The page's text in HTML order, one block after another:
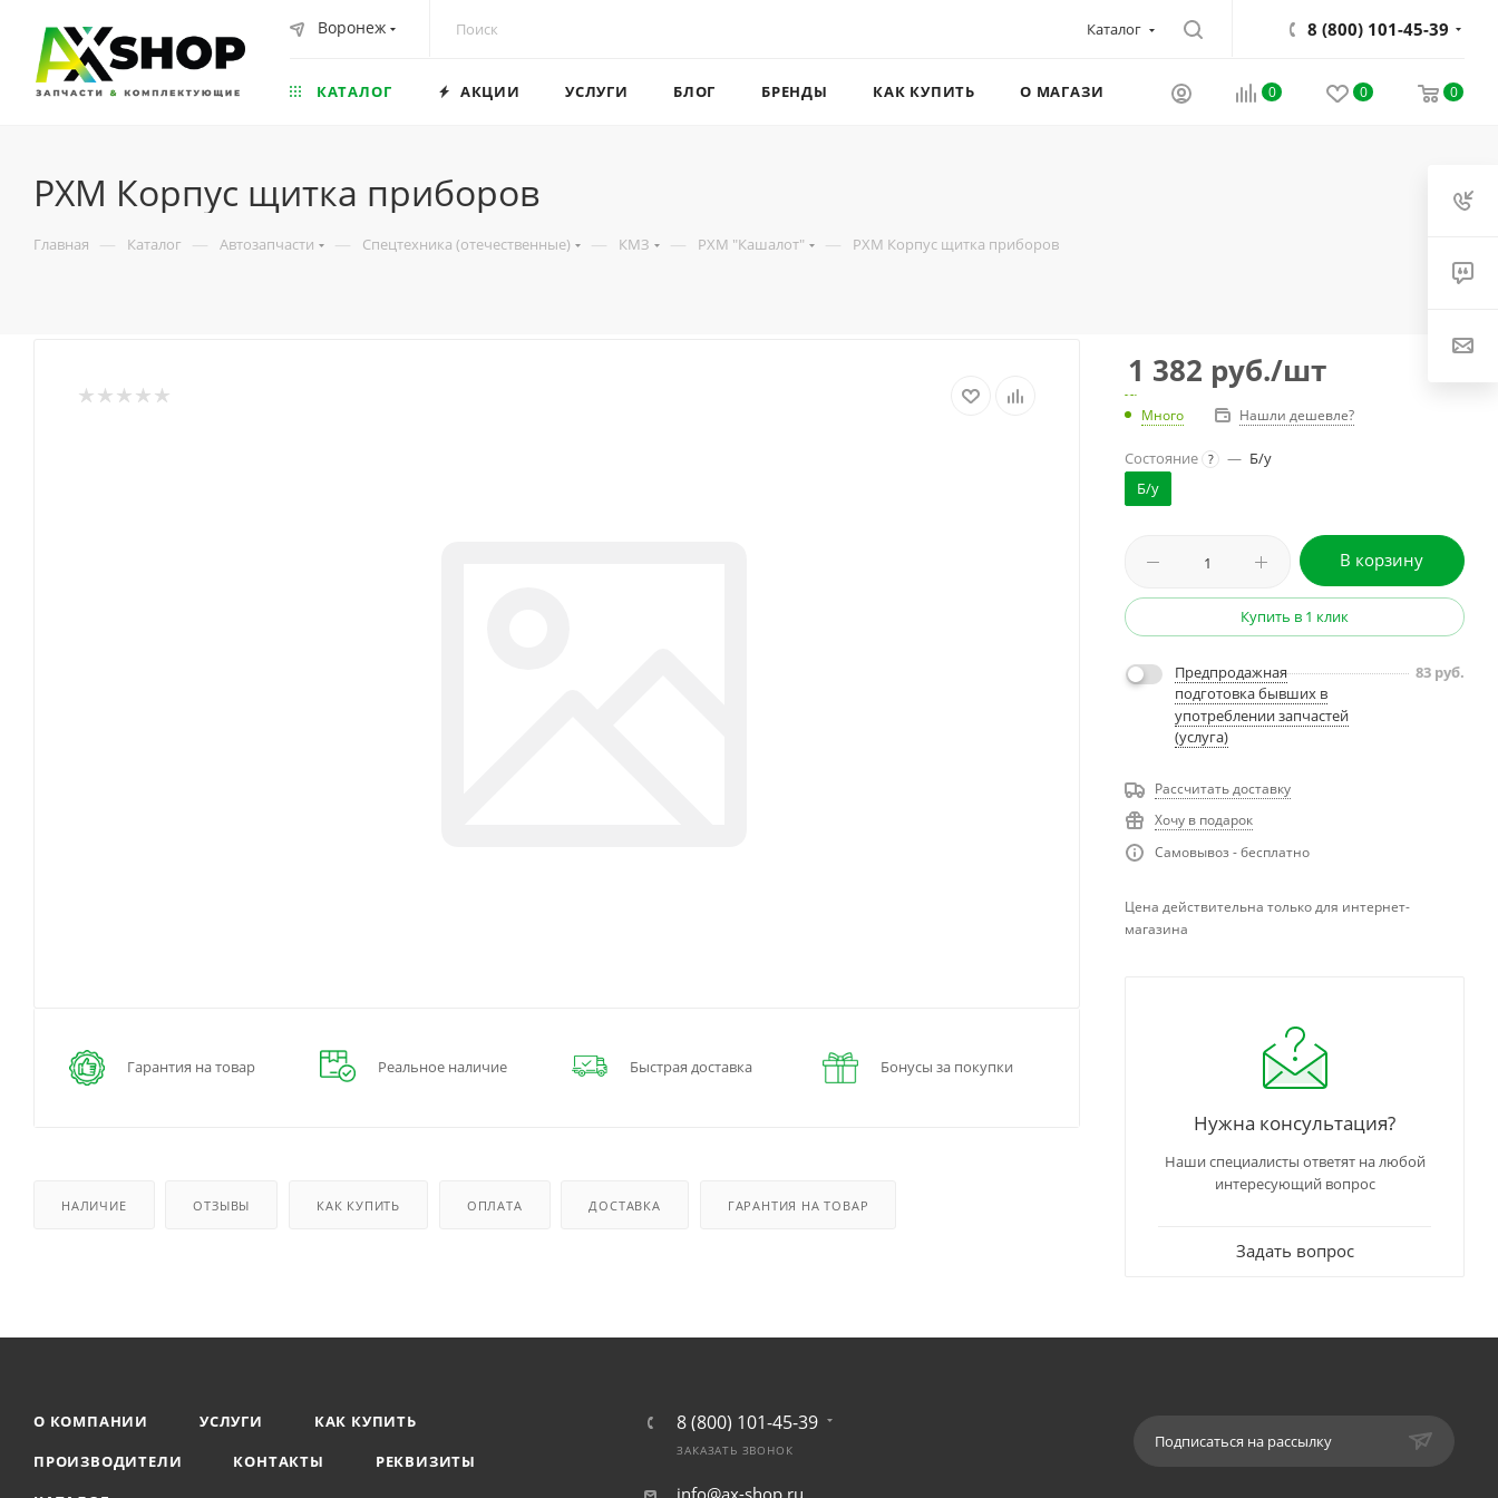
Воронеж Каталог 8 (800) 101-45-39
0 0 0
КАТАЛОГ АКЦИИ УСЛУГИ БЛОГ БРЕНДЫ КАК КУПИТЬ О МАГАЗИНЕ
РХМ Корпус щитка приборов
Главная — Каталог — Автозапчасти — Спецтехника (отечественные) — КМЗ — РХМ "Кашалот" — РХМ Корпус щитка приборов
Гарантия на товар Реальное наличие Быстрая доставка Бонусы за покупки
НАЛИЧИЕ ОТЗЫВЫ КАК КУПИТЬ ОПЛАТА ДОСТАВКА ГАРАНТИЯ НА ТОВАР
1 382 руб./шт
Много Нашли дешевле?
Состояние ? — Б/у
Б/у
В корзину
Купить в 1 клик
Предпродажная
подготовка бывших в
употреблении запчастей
(услуга)
83 руб.
Рассчитать доставку
Хочу в подарок
Самовывоз - бесплатно
Цена действительна только для интернет-
магазина
Нужна консультация?
Наши специалисты ответят на любой
интересующий вопрос
Задать вопрос
О КОМПАНИИ УСЛУГИ
КАК КУПИТЬ
ПРОИЗВОДИТЕЛИ
КОНТАКТЫ
РЕКВИЗИТЫ
8 (800) 101-45-39
ЗАКАЗАТЬ ЗВОНОК
info@ax-shop.ru
Подписаться на рассылку